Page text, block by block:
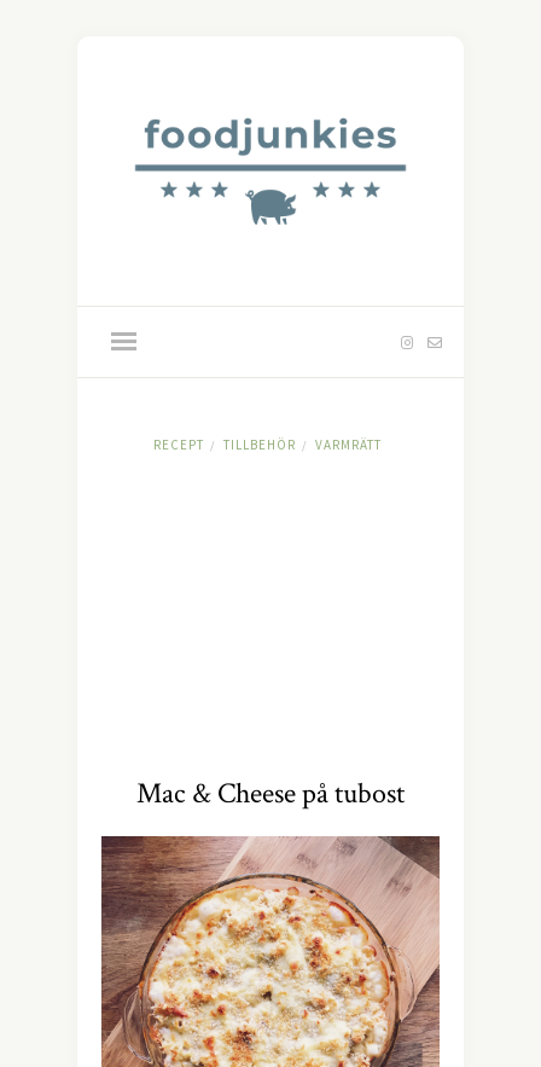
RECEPT / TILLBEHÖR / VARMRÄTT
Mac & Cheese på tubost